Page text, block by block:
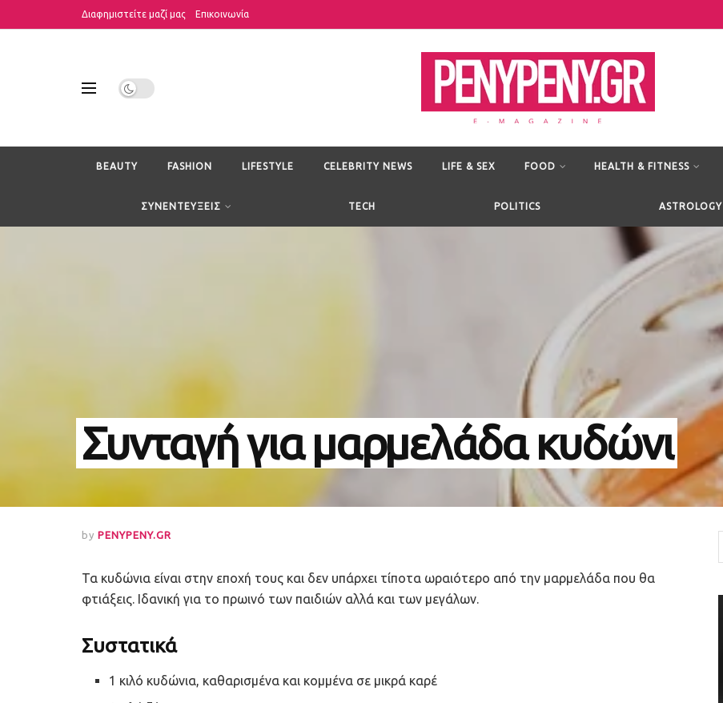
Διαφημιστείτε μαζί μας Επικοινωνία
BEAUTY FASHION LIFESTYLE CELEBRITY NEWS LIFE & SEX FOOD HEALTH & FITNESS
ΣΥΝΕΝΤΕΥΞΕΙΣ TECH POLITICS ASTROLOGY
Συνταγή για μαρμελάδα κυδώνι
by PENYPENY.GR
Τα κυδώνια είναι στην εποχή τους και δεν υπάρχει τίποτα ωραιότερο από την μαρμελάδα που θα
φτιάξεις. Ιδανική για το πρωινό των παιδιών αλλά και των μεγάλων.
Συστατικά
1 κιλό κυδώνια, καθαρισμένα και κομμένα σε μικρά καρέ